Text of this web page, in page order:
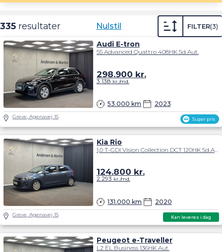
335 resultater Nulstil FILTER 3
Super pris
Audi E-tron
55 Advanced Quattro 408HK 5d Aut.
53.000 km 2023
298.900 kr.
3.138 kr./md.
Greve, Agenavej 15
Kan leveres i dag
Kia Rio
1,0 T-GDI Vision Collection DCT 120HK 5d Aut.
131.000 km 2020
124.800 kr.
2.293 kr./md.
Greve, Agenavej 15
Peugeot e-Traveller
L2 EL Business 136HK Aut.